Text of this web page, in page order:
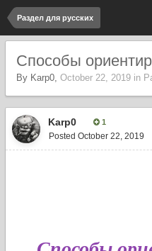
Раздел для русских
Способы
By Karp0, October 22, 2019 in
Karp0 1
Posted October 22, 2019